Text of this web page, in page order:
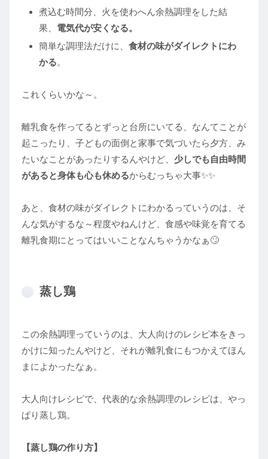
煮込む時間分、火を使わへん余熱調理をした結
果、 電気代が安くなる。
簡単な調理法だけに、 食材の味がダイレクトにわ
かる。
これくらいかな～。
離乳食を作ってるとずっと台所にいてる、なんてことが
起こったり、子どもの面倒と家事で気づいたら夕方、み
たいなことがあったりするんやけど、 少しでも自由時間
があると身体も心も休めるからむっちゃ大事✨✨
あと、食材の味がダイレクトにわかるっていうのは、そ
んな気がするな～程度やねんけど、食感や味覚を育てる
離乳食期にとってはいいことなんちゃうかなぁ🙄
蒸し鶏
この余熱調理っていうのは、大人向けのレシピ本をきっ
かけに知ったんやけど、それが離乳食にもつかえてほん
まによかったなぁ。
大人向けレシピで、代表的な余熱調理のレシピは、やっ
ぱり蒸し鶏。
【蒸し鶏の作り方】